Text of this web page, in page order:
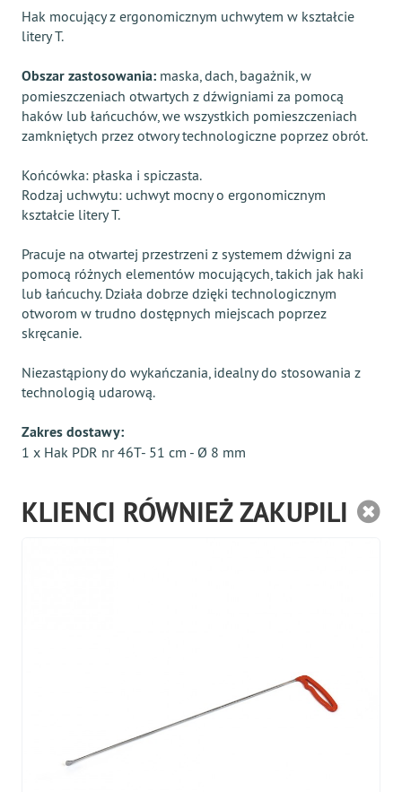
Hak mocujący z ergonomicznym uchwytem w kształcie
litery T.
Obszar zastosowania: maska, dach, bagażnik, w
pomieszczeniach otwartych z dźwigniami za pomocą
haków lub łańcuchów, we wszystkich pomieszczeniach
zamkniętych przez otwory technologiczne poprzez obrót.
Końcówka: płaska i spiczasta.
Rodzaj uchwytu: uchwyt mocny o ergonomicznym
kształcie litery T.
Pracuje na otwartej przestrzeni z systemem dźwigni za
pomocą różnych elementów mocujących, takich jak haki
lub łańcuchy. Działa dobrze dzięki technologicznym
otworom w trudno dostępnych miejscach poprzez
skręcanie.
Niezastąpiony do wykańczania, idealny do stosowania z
technologią udarową.
Zakres dostawy:
1 x Hak PDR nr 46T- 51 cm - Ø 8 mm
KLIENCI RÓWNIEŻ ZAKUPILI